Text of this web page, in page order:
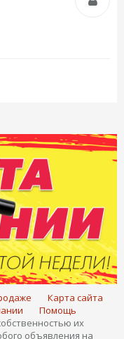
Карта сайта
Помощь
их
объявления на